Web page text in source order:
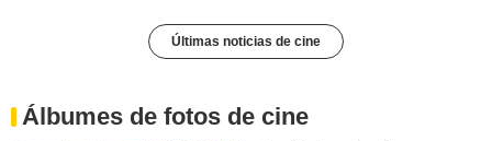
Últimas noticias de cine
Álbumes de fotos de cine